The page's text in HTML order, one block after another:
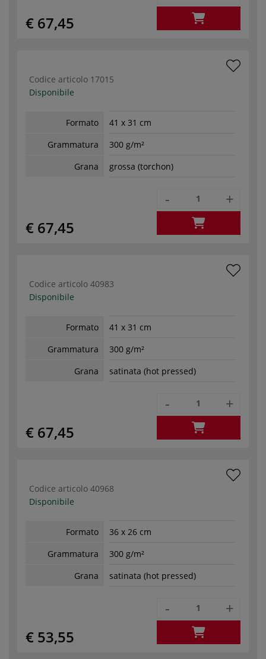
€ 67,45
Codice articolo 17015
Disponibile
Formato
41 x 31 cm
Grammatura
300 g/m²
Grana
grossa (torchon)
€ 67,45
- +
Codice articolo 40983
Disponibile
Formato
41 x 31 cm
Grammatura
300 g/m²
Grana
satinata (hot pressed)
€ 67,45
- +
Codice articolo 40968
Disponibile
Formato
36 x 26 cm
Grammatura
300 g/m²
Grana
satinata (hot pressed)
€ 53,55
- +